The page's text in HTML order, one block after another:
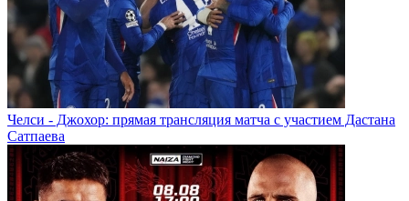
Челси - Джохор: прямая трансляция матча с участием Дастана
Сатпаева